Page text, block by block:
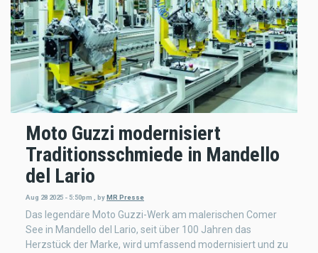
Moto Guzzi modernisiert
Traditionsschmiede in Mandello
del Lario
Aug 28 2025 - 5:50pm byMR Presse
Das legendäre Moto Guzzi-Werk am malerischen Comer
See in Mandello del Lario, seit über 100 Jahren das
Herzstück der Marke, wird umfassend modernisiert und zu